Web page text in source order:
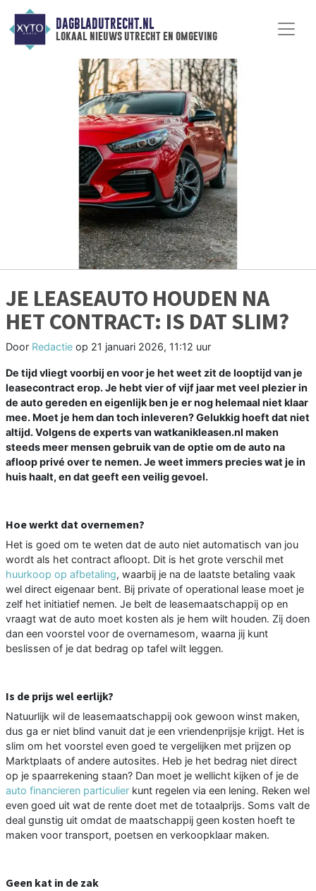
DAGBLADUTRECHT.NL
lokaal nieuws utrecht en omgeving
JE LEASEAUTO HOUDEN NA
HET CONTRACT: IS DAT SLIM?
Door Redactie op 21 januari 2026, 11:12 uur
De tijd vliegt voorbij en voor je het weet zit de looptijd van je
leasecontract erop. Je hebt vier of vijf jaar met veel plezier in
de auto gereden en eigenlijk ben je er nog helemaal niet klaar
mee. Moet je hem dan toch inleveren? Gelukkig hoeft dat niet
altijd. Volgens de experts van watkanikleasen.nl maken
steeds meer mensen gebruik van de optie om de auto na
afloop privé over te nemen. Je weet immers precies wat je in
huis haalt, en dat geeft een veilig gevoel.
Hoe werkt dat overnemen?
Het is goed om te weten dat de auto niet automatisch van jou
wordt als het contract afloopt. Dit is het grote verschil met
huurkoop op afbetaling, waarbij je na de laatste betaling vaak
wel direct eigenaar bent. Bij private of operational lease moet je
zelf het initiatief nemen. Je belt de leasemaatschappij op en
vraagt wat de auto moet kosten als je hem wilt houden. Zij doen
dan een voorstel voor de overnamesom, waarna jij kunt
beslissen of je dat bedrag op tafel wilt leggen.
Is de prijs wel eerlijk?
Natuurlijk wil de leasemaatschappij ook gewoon winst maken,
dus ga er niet blind vanuit dat je een vriendenprijsje krijgt. Het is
slim om het voorstel even goed te vergelijken met prijzen op
Marktplaats of andere autosites. Heb je het bedrag niet direct
op je spaarrekening staan? Dan moet je wellicht kijken of je de
auto financieren particulier kunt regelen via een lening. Reken wel
even goed uit wat de rente doet met de totaalprijs. Soms valt de
deal gunstig uit omdat de maatschappij geen kosten hoeft te
maken voor transport, poetsen en verkoopklaar maken.
Geen kat in de zak